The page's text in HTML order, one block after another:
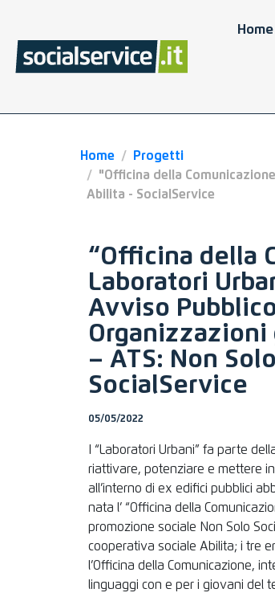
Home
Home
Progetti
"Officina della
Abilita - SocialService
“Officina della
Laboratori
Avviso
Organizzazioni
– ATS: Non
SocialService
05/05/2022
I “Laboratori Urbani” fa parte
riattivare, potenziare e mettere
all’interno di ex edifici pubblici
nata l’ “Officina della
promozione sociale Non Solo
cooperativa sociale Abilita; i tre
l’Officina della Comunicazione,
linguaggi con e per i giovani del